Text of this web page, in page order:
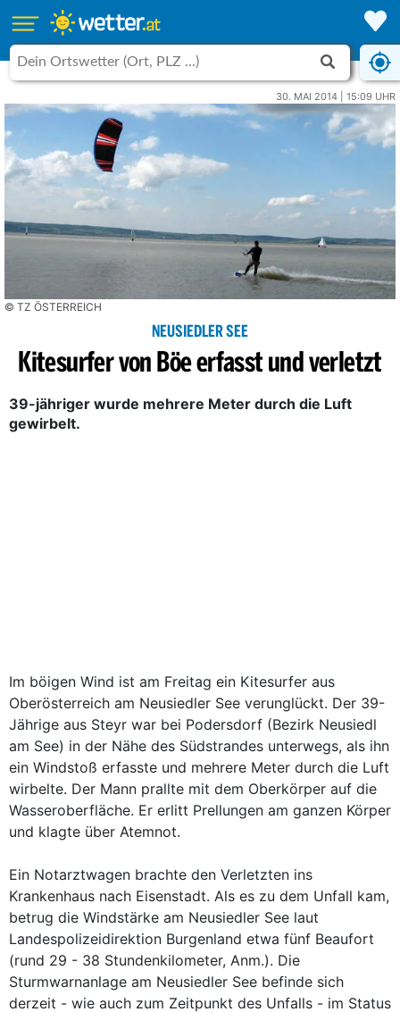
30. MAI 2014 | 15:09 UHR
© TZ ÖSTERREICH
NEUSIEDLER SEE
Kitesurfer von Böe erfasst und verletzt
39-jähriger wurde mehrere Meter durch die Luft
gewirbelt.
Im böigen Wind ist am Freitag ein Kitesurfer aus
Oberösterreich am Neusiedler See verunglückt. Der 39-
Jährige aus Steyr war bei Podersdorf (Bezirk Neusiedl
am See) in der Nähe des Südstrandes unterwegs, als ihn
ein Windstoß erfasste und mehrere Meter durch die Luft
wirbelte. Der Mann prallte mit dem Oberkörper auf die
Wasseroberfläche. Er erlitt Prellungen am ganzen Körper
und klagte über Atemnot.
Ein Notarztwagen brachte den Verletzten ins
Krankenhaus nach Eisenstadt. Als es zu dem Unfall kam,
betrug die Windstärke am Neusiedler See laut
Landespolizeidirektion Burgenland etwa fünf Beaufort
(rund 29 - 38 Stundenkilometer, Anm.). Die
Sturmwarnanlage am Neusiedler See befinde sich
derzeit - wie auch zum Zeitpunkt des Unfalls - im Status